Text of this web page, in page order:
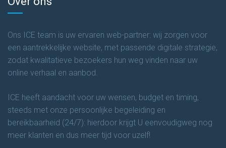
Over ons
Ons ICE team is uw ervaren web-partner: wij zorgen voor
een aantrekkelijke website, met passende digitale strategie,
zodat kwalitatieve bezoekers hun weg vinden naar uw
ICE heeft aandacht voor uw wensen, budget en timing,
steeds met onze persoonlijke begeleiding en
bereikbaarheid (24/7): hierdoor krijgt U eenvoudigweg nog
meer klanten en dus meer tijd voor uzelf!